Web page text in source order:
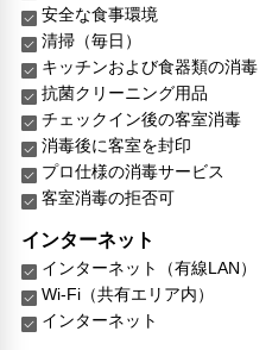
安全な食事環境
清掃（毎日）
キッチンおよび食器類の消毒
抗菌クリーニング用品
チェックイン後の客室消毒
消毒後に客室を封印
プロ仕様の消毒サービス
客室消毒の拒否可
インターネット
インターネット（有線LAN）
Wi-Fi（共有エリア内）
インターネット